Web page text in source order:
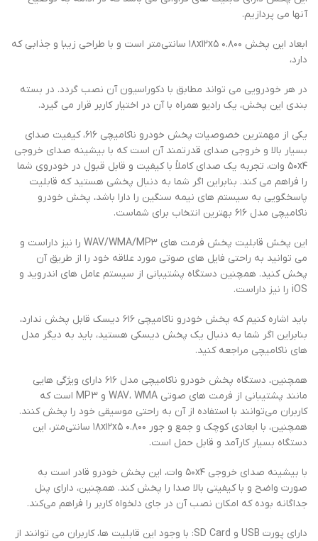
آنها می پردازیم.
ابعاد این پخش ۱۸x۱۲x۵ ۰.۸۰۰ سانتی‌متر است و با طراحی زیبا و جذابی که
دارد،
در هر خودرویی می تواند مطابق با دکوراسیون آن نصب گردد. در بسته
بندی این پخش، یک رادیو همراه با آن در اختیار کاربر قرار می گیرد.
یکی از مهمترین خصوصیات پخش خودرو ناکامیچی ۶۱۶، کیفیت صدای
بسیار بالا و خروجی صدای قدرتمند آن است که با بیشینه صدای خروجی
۵۰x۴ وات، تجربه یک صدای کاملاً با کیفیت و قابل قبول در خودروی شما
را فراهم می کند. بنابراین اگر شما به دنبال پخشی هستید که قابلیت
پاسخگویی به سیستم های نیمه سنگین را دارا باشد، پخش خودرو
ناکامیچی مدل ۶۱۶ بهترین انتخاب برای شماست.
این پخش قابلیت پخش فرمت های WAV/WMA/MP۳ را نیز داراست و
می توانید به راحتی فایل های صوتی مورد علاقه خود را از طریق آن
پخش کنید. همچنین دستگاه پشتیبانی از سیستم عامل های اندروید و
iOS را نیز داراست.
باید اشاره کنیم که پخش خودرو ناکامیچی ۶۱۶ دیسک قابل پخش ندارد،
بنابراین اگر شما به دنبال یک پخش دیسکی هستید، باید به دیگر مدل
های ناکامیچی مراجعه کنید.
همچنین، دستگاه پخش خودرو ناکامیچی مدل ۶۱۶ دارای ویژگی هایی
مانند پشتیبانی از فرمت های صوتی WAV، WMA و MP3 است که
کاربران می‌توانند با استفاده از آن به راحتی موسیقی خود را پخش کنند.
همچنین، با ابعادی کوچک و جمع و جور ۱۸x۱۲x۵ ۰.۸۰۰ سانتی‌متر، این
دستگاه بسیار کارآمد و قابل حمل است.
با بیشینه صدای خروجی ۵۰x۴ وات، این پخش خودرو قادر است به
صورت واضح و با کیفیتی بالا صدا را پخش کند. همچنین، دارای پنل
جداگانه بوده که امکان نصب آن در جای دلخواه کاربر را فراهم می‌کند.
دارای پورت USB و SD Card: با وجود این قابلیت ها، کاربران می توانند از